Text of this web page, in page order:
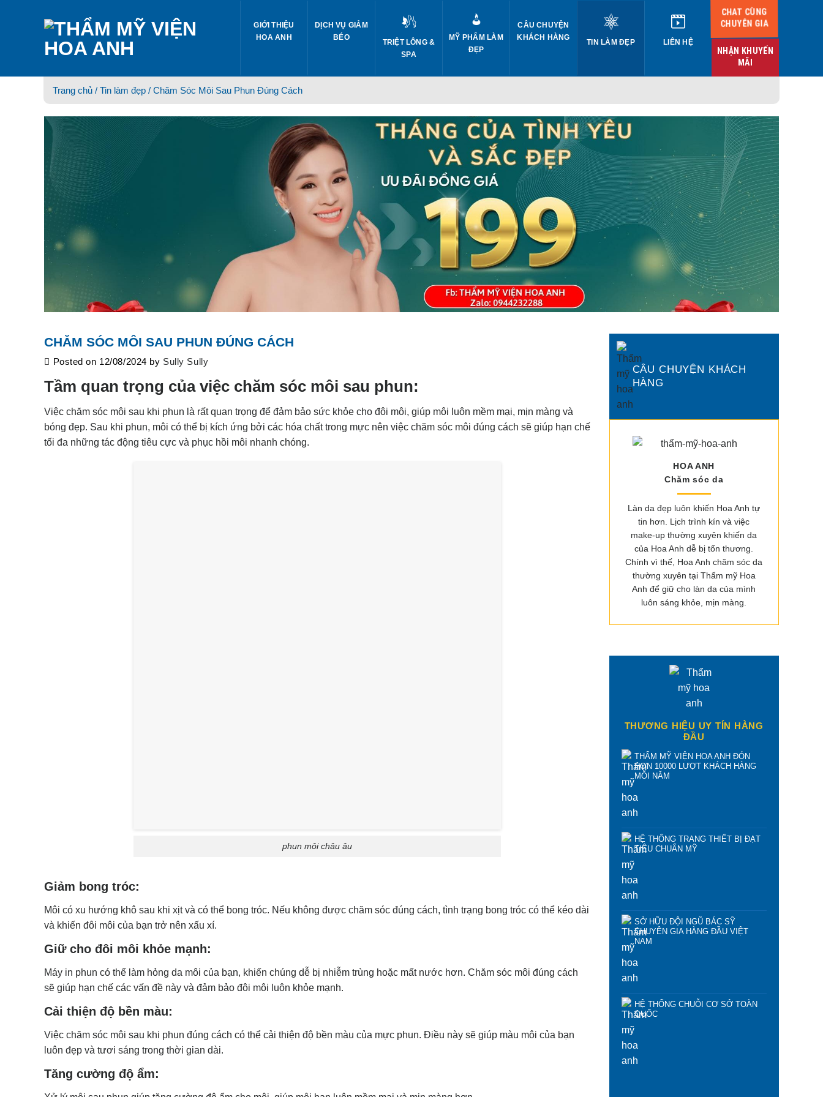
GIỚI THIỆU
HOA ANH
DỊCH VỤ GIẢM
BÉO
TRIỆT LÔNG &
SPA
MỸ PHẨM LÀM
ĐẸP
CÂU CHUYỆN
KHÁCH HÀNG
TIN LÀM ĐẸP LIÊN HỆ
CHAT CÙNG
CHUYÊN GIA
NHẬN KHUYẾN
MÃI
Trang chủ / Tin làm đẹp/ Chăm Sóc Môi Sau Phun Đúng Cách
CHĂM SÓC MÔI SAU PHUN ĐÚNG CÁCH
Posted on 12/08/2024 by Sully Sully
Tầm quan trọng của việc chăm sóc môi sau phun:
Việc chăm sóc môi sau khi phun là rất quan trọng để đảm bảo sức khỏe cho đôi môi, giúp môi luôn mềm mại, mịn màng và
bóng đẹp. Sau khi phun, môi có thể bị kích ứng bởi các hóa chất trong mực nên việc chăm sóc môi đúng cách sẽ giúp hạn chế
tối đa những tác động tiêu cực và phục hồi môi nhanh chóng.
phun môi châu âu
Giảm bong tróc:
Môi có xu hướng khô sau khi xịt và có thể bong tróc. Nếu không được chăm sóc đúng cách, tình trạng bong tróc có thể kéo dài
và khiến đôi môi của bạn trở nên xấu xí.
Giữ cho đôi môi khỏe mạnh:
Máy in phun có thể làm hỏng da môi của bạn, khiến chúng dễ bị nhiễm trùng hoặc mất nước hơn. Chăm sóc môi đúng cách
sẽ giúp hạn chế các vấn đề này và đảm bảo đôi môi luôn khỏe mạnh.
Cải thiện độ bền màu:
Việc chăm sóc môi sau khi phun đúng cách có thể cải thiện độ bền màu của mực phun. Điều này sẽ giúp màu môi của bạn
luôn đẹp và tươi sáng trong thời gian dài.
Tăng cường độ ẩm:
CÂU CHUYỆN KHÁCH
HÀNG
HOA ANH
Chăm sóc da
Làn da đẹp luôn khiến Hoa Anh tự
tin hơn. Lịch trình kín và việc
make-up thường xuyên khiến da
của Hoa Anh dễ bị tổn thương.
Chính vì thế, Hoa Anh chăm sóc da
thường xuyên tại Thẩm mỹ Hoa
Anh để giữ cho làn da của mình
luôn sáng khỏe, mịn màng.
THƯƠNG HIỆU UY TÍN HÀNG
ĐẦU
THẨM MỸ VIỆN HOA ANH ĐÓN
HƠN 10000 LƯỢT KHÁCH HÀNG
MỖI NĂM
HỆ THỐNG TRANG THIẾT BỊ ĐẠT
TIÊU CHUẨN MỸ
SỞ HỮU ĐỘI NGŨ BÁC SỸ
CHUYÊN GIA HÀNG ĐẦU VIỆT
NAM
HỆ THỐNG CHUỖI CƠ SỞ TOÀN
QUỐC